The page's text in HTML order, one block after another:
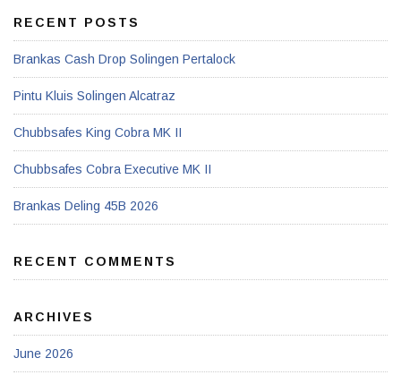
RECENT POSTS
Brankas Cash Drop Solingen Pertalock
Pintu Kluis Solingen Alcatraz
Chubbsafes King Cobra MK II
Chubbsafes Cobra Executive MK II
Brankas Deling 45B 2026
RECENT COMMENTS
ARCHIVES
June 2026